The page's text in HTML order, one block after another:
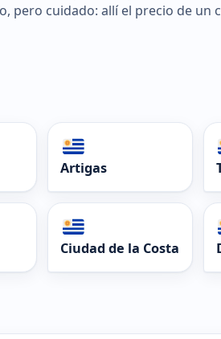
pero cuidado: allí el precio de un
Artigas
Ciudad de la Costa